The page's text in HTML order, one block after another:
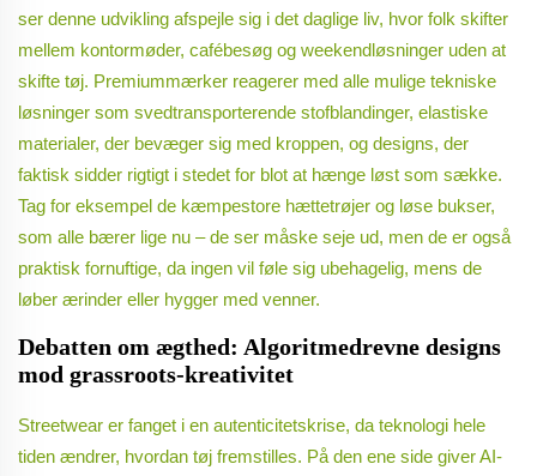
ser denne udvikling afspejle sig i det daglige liv, hvor folk skifter
mellem kontormøder, cafébesøg og weekendløsninger uden at
skifte tøj. Premiummærker reagerer med alle mulige tekniske
løsninger som svedtransporterende stofblandinger, elastiske
materialer, der bevæger sig med kroppen, og designs, der
faktisk sidder rigtigt i stedet for blot at hænge løst som sække.
Tag for eksempel de kæmpestore hættetrøjer og løse bukser,
som alle bærer lige nu – de ser måske seje ud, men de er også
praktisk fornuftige, da ingen vil føle sig ubehagelig, mens de
løber ærinder eller hygger med venner.
Debatten om ægthed: Algoritmedrevne designs
mod grassroots-kreativitet
Streetwear er fanget i en autenticitetskrise, da teknologi hele
tiden ændrer, hvordan tøj fremstilles. På den ene side giver AI-